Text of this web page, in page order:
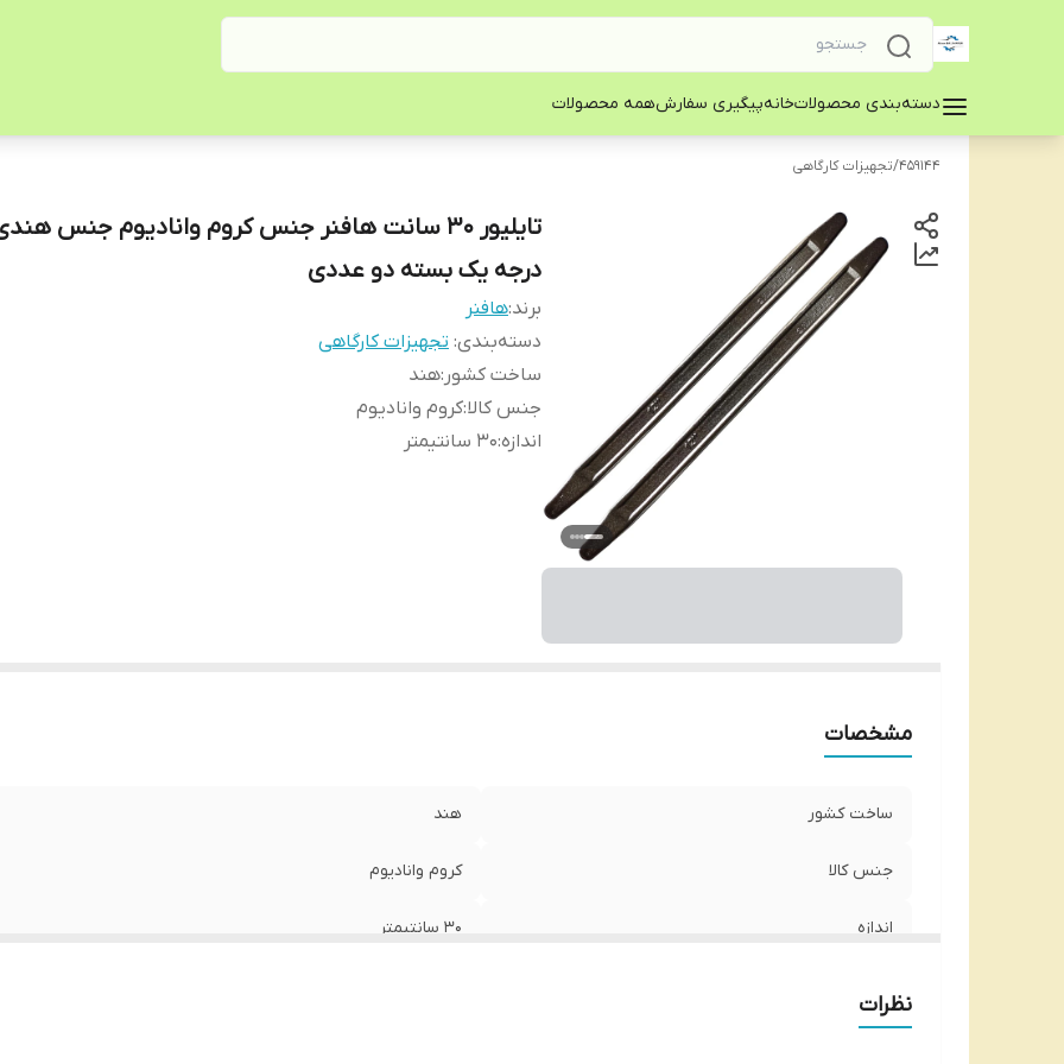
دسته‌بندی محصولاتخانهپیگیری سفارشهمه محصولات
459144
/تجهیزات کارگاهی
تایلیور 30 سانت هافنر جنس کروم وانادیوم جنس
درجه یک بسته دو عددی
برند:هافنر
دسته‌بندی: تجهیزات کارگاهی
ساخت کشور :هند
جنس کالا:کروم وانادیوم
اندازه:30 سانتیمتر
مشخصات
ساخت کشور هند
جنس کالا کروم وانادیوم
اندازه 30 سانتیمتر
نظرات